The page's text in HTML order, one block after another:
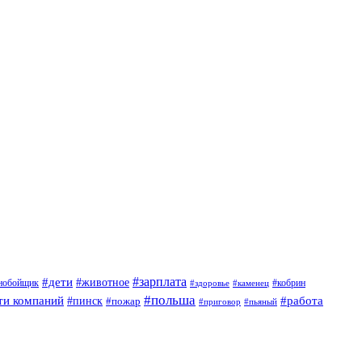
#дети #животное #зарплата #здоровье #каменец #кобрин
компаний #пинск #пожар #польша #приговор #пьяный #работа